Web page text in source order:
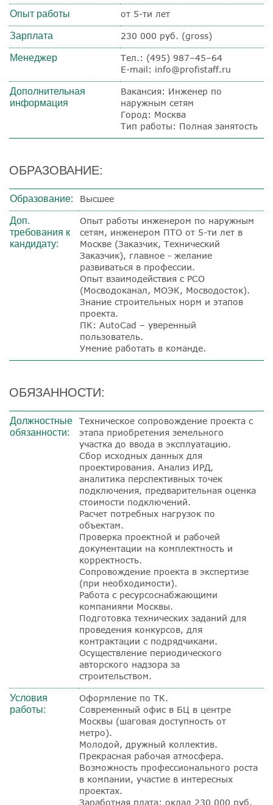
Опыт работы от 5-ти лет
Зарплата 230 000 руб. (gross)
Менеджер
Тел.: (495) 987–45–64
E-mail: info@profistaff.ru
Дополнительная
информация
Вакансия: Инженер по
наружным сетям
Город: Москва
Тип работы: Полная занятость
ОБРАЗОВАНИЕ:
Образование: Высшее
Доп.
требования к
кандидату:
Опыт работы инженером по наружным
сетям, инженером ПТО от 5-ти лет в
Москве (Заказчик, Технический
Заказчик), главное - желание
развиваться в профессии.
Опыт взаимодействия с РСО
(Мосводоканал, МОЭК, Мосводосток).
Знание строительных норм и этапов
проекта.
ПК: AutoCad – уверенный
пользователь.
Умение работать в команде.
ОБЯЗАННОСТИ:
Должностные
обязанности:
Техническое сопровождение проекта с
этапа приобретения земельного
участка до ввода в эксплуатацию.
Сбор исходных данных для
проектирования. Анализ ИРД,
аналитика перспективных точек
подключения, предварительная оценка
стоимости подключений.
Расчет потребных нагрузок по
объектам.
Проверка проектной и рабочей
документации на комплектность и
корректность.
Сопровождение проекта в экспертизе
(при необходимости).
Работа с ресурсоснабжающими
компаниями Москвы.
Подготовка технических заданий для
проведения конкурсов, для
контрактации с подрядчиками.
Осуществление периодического
авторского надзора за
строительством.
Условия
работы:
Оформление по ТК.
Современный офис в БЦ в центре
Москвы (шаговая доступность от
метро).
Молодой, дружный коллектив.
Прекрасная рабочая атмосфера.
Возможность профессионального роста
в компании, участие в интересных
проектах.
Заработная плата: оклад 230 000 руб.